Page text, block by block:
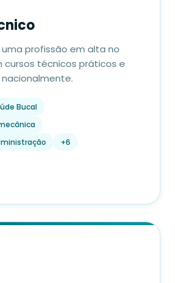
profissão em alta no
cursos técnicos práticos e
Bucal
+6